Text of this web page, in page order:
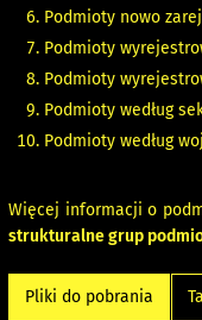
Podmioty nowo
Podmioty
Podmioty
Podmioty według
Podmioty według
Więcej informacji o
strukturalne grup
Pliki do pobrania